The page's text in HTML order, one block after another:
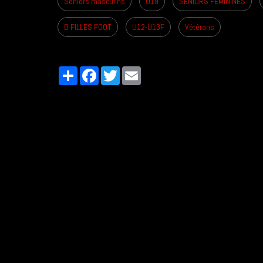
D FILLES FOOT U12-U13F Vétérans
PartagerFacebookTwitter